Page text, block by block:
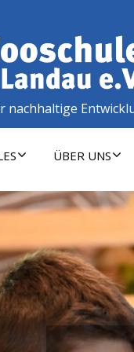
nachhaltige
ÜBER UNS